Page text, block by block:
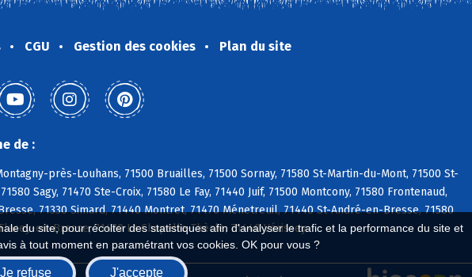
du site, pour récolter des statistiques afin d'analyser le trafic et la performance du site et
à tout moment en paramétrant vos cookies. OK pour vous ?
Je refuse J'accepte
CGU Gestion des cookies Plan du site
de :
près-Louhans, 71500 Bruailles, 71500 Sornay, 71580 St-Martin-du-Mont, 71500 St-
Sagy, 71470 Ste-Croix, 71580 Le Fay, 71440 Juif, 71500 Montcony, 71580 Frontenaud,
71330 Simard, 71440 Montret, 71470 Ménetreuil, 71440 St-André-en-Bresse, 71580
en-Bresse, 71470 La Chapelle-Thècle, 71440 Vérissey